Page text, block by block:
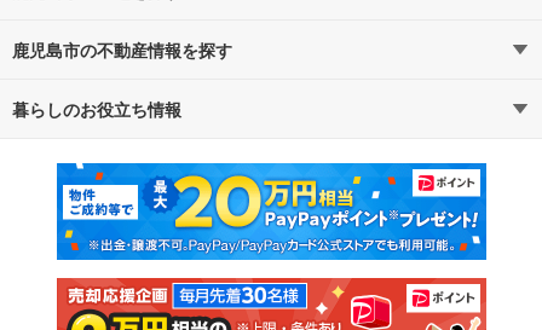
路線・駅から探す
通勤・通学時間から探す
鹿児島市の不動産情報を探す
不動産・住宅
新築マンション 中古マンション
新築一戸建て 中古一戸建て
注文住宅 土地
暮らしのお役立ち情報
マンションカタログ 教えて！住まいの先生